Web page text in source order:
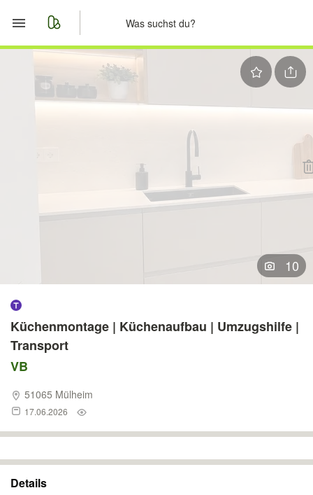
Merkliste
Anzeige aufgeben
10
Küchenmontage | Küchenaufbau | Umzugshilfe |
Transport
VB
51065 Mülheim
17.06.2026
Details